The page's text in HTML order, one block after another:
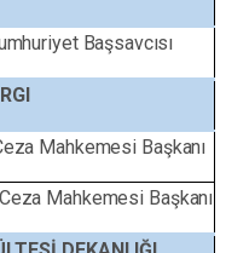
Başsavcısı
Mahkemesi Başkanı
Ceza Mahkemesi Başkanı